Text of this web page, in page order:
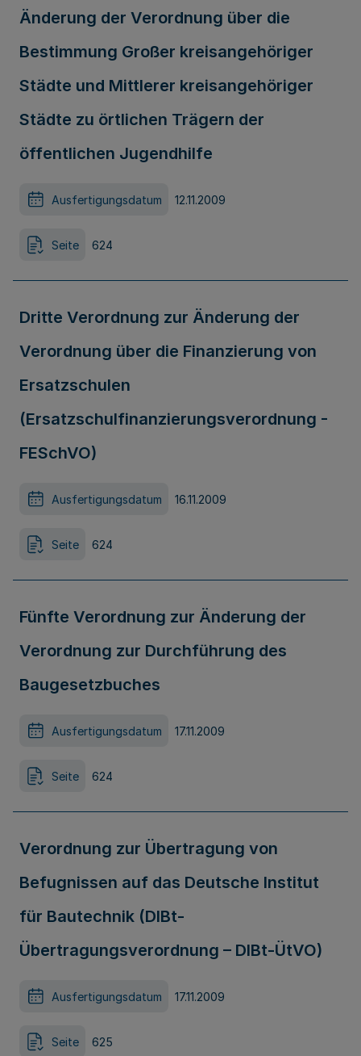
Änderung der Verordnung über die
Bestimmung Großer kreisangehöriger
Städte und Mittlerer kreisangehöriger
Städte zu örtlichen Trägern der
öffentlichen Jugendhilfe
Ausfertigungsdatum 12.11.2009
Seite 624
Dritte Verordnung zur Änderung der
Verordnung über die Finanzierung von
Ersatzschulen
(Ersatzschulfinanzierungsverordnung -
FESchVO)
Ausfertigungsdatum 16.11.2009
Seite 624
Fünfte Verordnung zur Änderung der
Verordnung zur Durchführung des
Baugesetzbuches
Ausfertigungsdatum 17.11.2009
Seite 624
Verordnung zur Übertragung von
Befugnissen auf das Deutsche Institut
für Bautechnik (DIBt-
Übertragungsverordnung – DIBt-ÜtVO)
Ausfertigungsdatum 17.11.2009
Seite 625